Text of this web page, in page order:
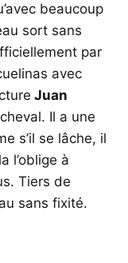
beaucoup
sort sans
par
avec
Juan
Il a une
s’il se lâche, il
l’oblige à
Tiers de
sans fixité.